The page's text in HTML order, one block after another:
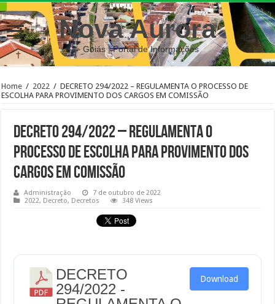
Nova Aurora
– Goiás | Portal de Informações
Home / 2022 / DECRETO 294/2022 – REGULAMENTA O PROCESSO DE
ESCOLHA PARA PROVIMENTO DOS CARGOS EM COMISSÃO
DECRETO 294/2022 – REGULAMENTA O
PROCESSO DE ESCOLHA PARA PROVIMENTO DOS
CARGOS EM COMISSÃO
Administração
7 de outubro de 2022
2022, Decreto, Decretos 348 Views
DECRETO
294/2022 -
Download